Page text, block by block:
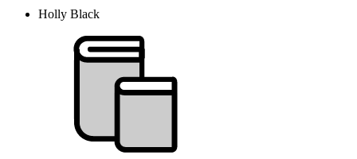
Holly Black